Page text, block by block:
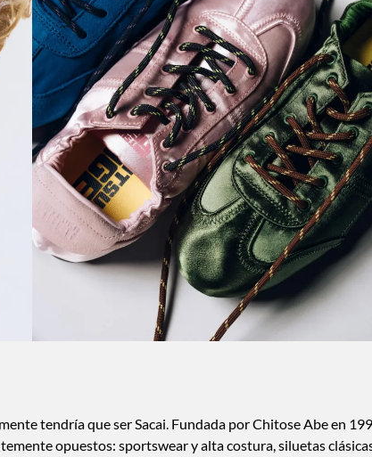
tendría que ser Sacai. Fundada por Chitose Abe en
opuestos: sportswear y alta costura, siluetas